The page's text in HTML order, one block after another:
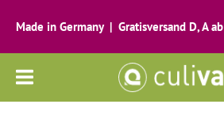
Made in Germany | Gratisversand D, A
Alle